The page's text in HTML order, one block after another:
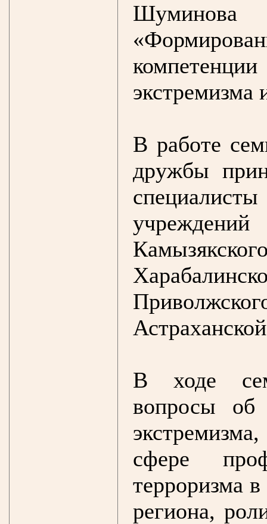
экстремизма
В работе
дружбы
В ходе
вопросы об
сфере
терроризма
региона,